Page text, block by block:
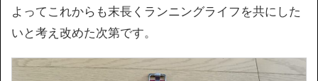
よってこれからも末長くランニングライフを共にした
いと考え改めた次第です。